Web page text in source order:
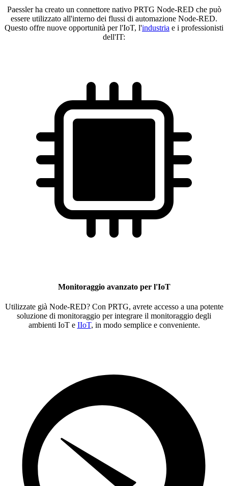
Paessler ha creato un connettore nativo PRTG Node-RED che può
essere utilizzato all'interno dei flussi di automazione Node-RED.
Questo offre nuove opportunità per l'IoT, l'industria e i professionisti
dell'IT:
Monitoraggio avanzato per l'IoT
Utilizzate già Node-RED? Con PRTG, avrete accesso a una potente
soluzione di monitoraggio per integrare il monitoraggio degli
ambienti IoT e IIoT, in modo semplice e conveniente.